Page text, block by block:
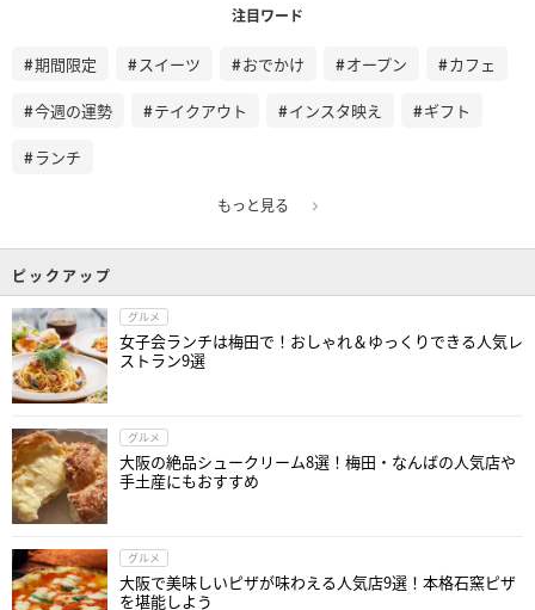
注目ワード
期間限定 スイーツ おでかけ オープン カフェ
今週の運勢 テイクアウト インスタ映え ギフト
ランチ
もっと見る
ピックアップ
グルメ
女子会ランチは梅田で！おしゃれ＆ゆっくりできる人気レ
ストラン9選
グルメ
大阪の絶品シュークリーム8選！梅田・なんばの人気店や
手土産にもおすすめ
グルメ
大阪で美味しいピザが味わえる人気店9選！本格石窯ピザ
を堪能しよう